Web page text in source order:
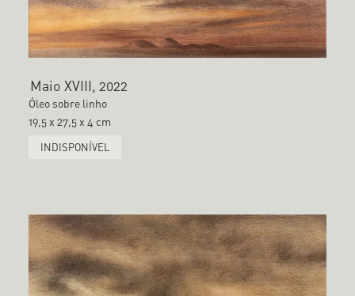
Maio XVIII, 2022
Óleo sobre linho
19,5 x 27,5 x 4 cm
INDISPONÍVEL